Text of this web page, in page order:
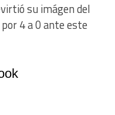
su imágen del
4 a 0 ante este